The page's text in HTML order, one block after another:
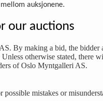
auksjonene.
our auctions
By making a bid, the bidder
otherwise stated, there
of Oslo Myntgalleri AS.
mistakes or